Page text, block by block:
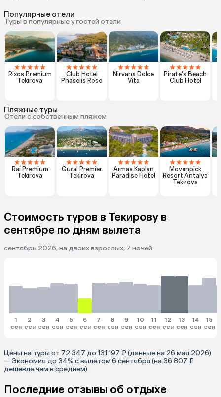
Популярные отели
Туры в популярные у гостей отели
★★★★★
Rixos Premium
Tekirova
★★★★★
Club Hotel
Phaselis Rose
★★★★★
Nirvana Dolce
Vita
★★★★★
Pirate's Beach
Club Hotel
Пляжные туры
Отели с собственным пляжем
★★★★★
Rai Premium
Tekirova
★★★★★
Gural Premier
Tekirova
★★★★★
Armas Kaplan
Paradise Hotel
★★★★★
Movenpick
Resort Antalya
Tekirova
Стоимость туров в Текирову в
сентябре по дням вылета
сентябрь 2026, на двоих взрослых, 7 ночей
1
сен
2
сен
3
сен
4
сен
5
сен
6
сен
7
сен
8
сен
9
сен
10
сен
11
сен
12
сен
13
сен
14
сен
15
сен
Цены на туры от 72 347 до 131 197 ₽ (данные на 26 мая 2026)
— Экономия до 34% с вылетом 6 сентября (на 36 807 ₽
дешевле чем в среднем)
Последние отзывы об отдыхе